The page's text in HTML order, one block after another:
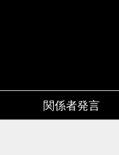
関係者発言